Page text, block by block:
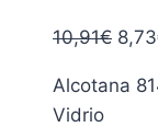
10,91€ El
8,73
Alcotana
Vidrio